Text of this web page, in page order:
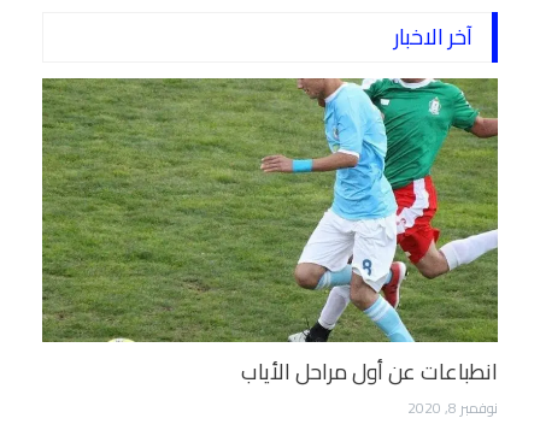
آخر الاخبار
انطباعات عن أول مراحل الأياب
نوفمبر 8, 2020